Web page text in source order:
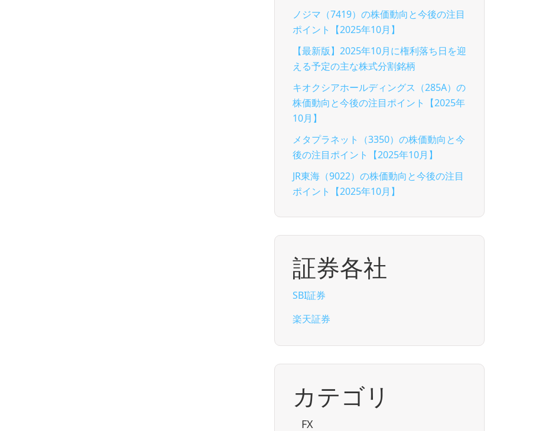
ノジマ（7419）の株価動向と今後の注目
ポイント【2025年10月】
【最新版】2025年10月に権利落ち日を迎
える予定の主な株式分割銘柄
キオクシアホールディングス（285A）の
株価動向と今後の注目ポイント【2025年
10月】
メタプラネット（3350）の株価動向と今
後の注目ポイント【2025年10月】
JR東海（9022）の株価動向と今後の注目
ポイント【2025年10月】
証券各社
SBI証券
楽天証券
カテゴリ
FX